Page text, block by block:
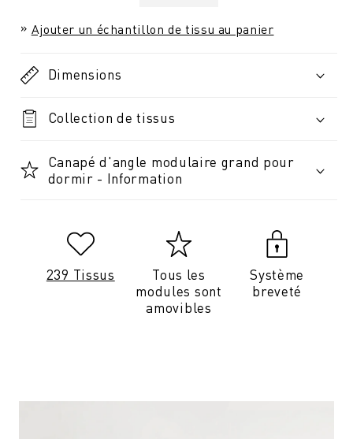
Ajouter un échantillon de tissu au panier
Dimensions
Collection de tissus
Canapé d'angle modulaire grand pour
dormir - Information
239 Tissus
Tous les
modules sont
amovibles
Système
breveté